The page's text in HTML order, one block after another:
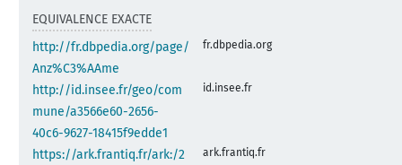
EQUIVALENCE EXACTE
http://fr.dbpedia.org/page/
Anz%C3%AAme
fr.dbpedia.org
http://id.insee.fr/geo/com
mune/a3566e60-2656-
40c6-9627-18415f9edde1
id.insee.fr
https://ark.frantiq.fr/ark:/2
ark.frantiq.fr